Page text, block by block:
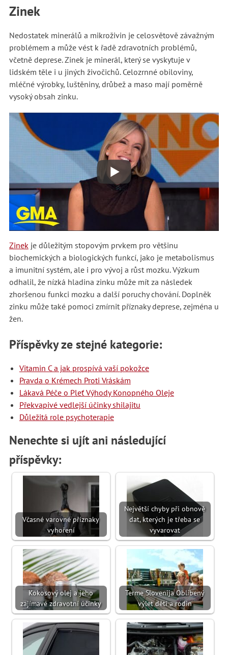
Zinek
Nedostatek minerálů a mikroživin je celosvětově závažným
problémem a může vést k řadě zdravotních problémů,
včetně deprese. Zinek je minerál, který se vyskytuje v
lidském těle i u jiných živočichů. Celozrnné obiloviny,
mléčné výrobky, luštěniny, drůbež a maso mají poměrně
vysoký obsah zinku.
Zinek je důležitým stopovým prvkem pro většinu
biochemických a biologických funkcí, jako je metabolismus
a imunitní systém, ale i pro vývoj a růst mozku. Výzkum
odhalil, že nízká hladina zinku může mít za následek
zhoršenou funkci mozku a další poruchy chování. Doplněk
zinku může také pomoci zmírnit příznaky deprese, zejména u
žen.
Příspěvky ze stejné kategorie:
Vitamin C a jak prospívá vaší pokožce
Pravda o Krémech Proti Vráskám
Lákavá Péče o Pleť Výhody Konopného Oleje
Překvapivé vedlejší účinky shilajitu
Důležitá role psychoterapie
Nenechte si ujít ani následující
příspěvky:
Včasné varovné příznaky
vyhoření
Největší chyby při obnově
dat, kterých je třeba se
vyvarovat
Kokosový olej a jeho
zajímavé zdravotní účinky
Terme Slovenija Oblíbený
výlet dětí a rodin